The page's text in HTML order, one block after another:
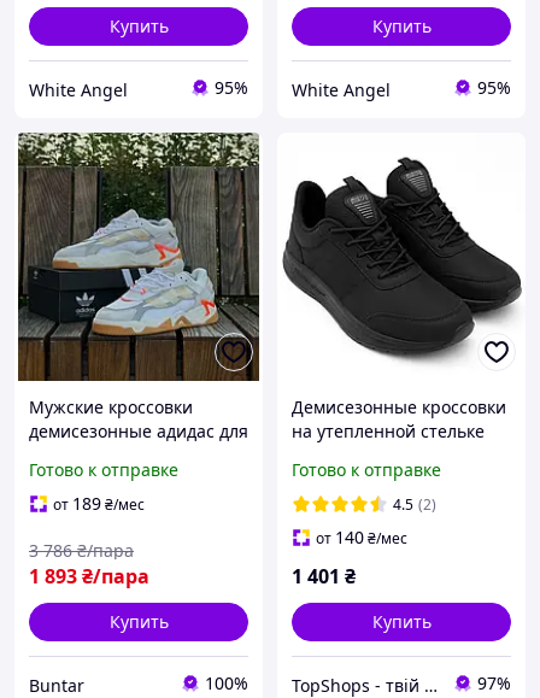
Купить
White Angel 95%
Купить
White Angel 95%
Мужские кроссовки
демисезонные адидас для
62
Готово к отправке
от 189₴/мес
1 893₴/пара
3 786 ₴/пара
Купить
Buntar 100%
Демисезонные кроссовки
на утепленной стельке
кроссовки из текстиля
AU-63
Готово к отправке
4.5 (2)
от 140₴/мес
1 401 ₴
Купить
TopShops - твій інтернет магазин 97%